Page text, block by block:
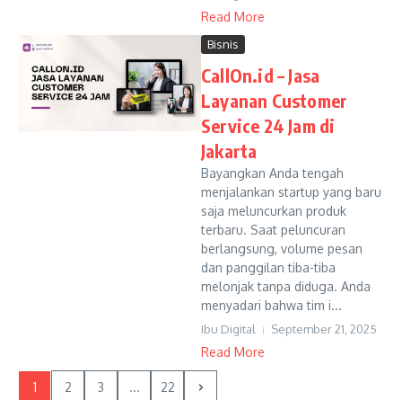
Read More
Bisnis
CallOn.id – Jasa
Layanan Customer
Service 24 Jam di
Jakarta
Bayangkan Anda tengah
menjalankan startup yang baru
saja meluncurkan produk
terbaru. Saat peluncuran
berlangsung, volume pesan
dan panggilan tiba-tiba
melonjak tanpa diduga. Anda
menyadari bahwa tim i...
Ibu Digital September 21, 2025
Read More
1 2 3 ...
22